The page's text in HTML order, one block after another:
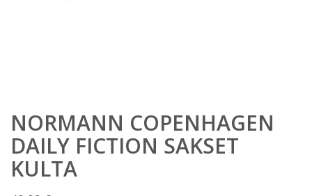
NORMANN COPENHAGEN
DAILY FICTION SAKSET
KULTA